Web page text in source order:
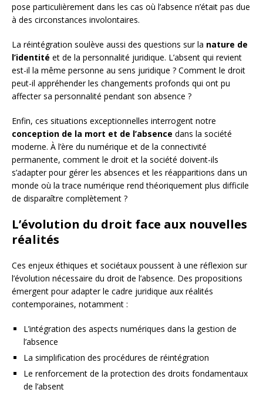
pose particulièrement dans les cas où l’absence n’était pas due
à des circonstances involontaires.
La réintégration soulève aussi des questions sur la nature de
l’identité et de la personnalité juridique. L’absent qui revient
est-il la même personne au sens juridique ? Comment le droit
peut-il appréhender les changements profonds qui ont pu
affecter sa personnalité pendant son absence ?
Enfin, ces situations exceptionnelles interrogent notre
conception de la mort et de l’absence dans la société
moderne. À l’ère du numérique et de la connectivité
permanente, comment le droit et la société doivent-ils
s’adapter pour gérer les absences et les réapparitions dans un
monde où la trace numérique rend théoriquement plus difficile
de disparaître complètement ?
L’évolution du droit face aux nouvelles
réalités
Ces enjeux éthiques et sociétaux poussent à une réflexion sur
l’évolution nécessaire du droit de l’absence. Des propositions
émergent pour adapter le cadre juridique aux réalités
contemporaines, notamment :
L’intégration des aspects numériques dans la gestion de
l’absence
La simplification des procédures de réintégration
Le renforcement de la protection des droits fondamentaux
de l’absent